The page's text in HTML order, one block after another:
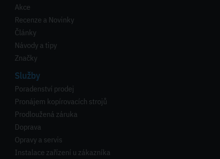
Akce
Recenze a Novinky
Články
Návody a tipy
Značky
Služby
Poradenství prodej
Pronájem kopírovacích strojů
Prodloužená záruka
Doprava
Opravy a servis
Instalace zařízení u zákazníka